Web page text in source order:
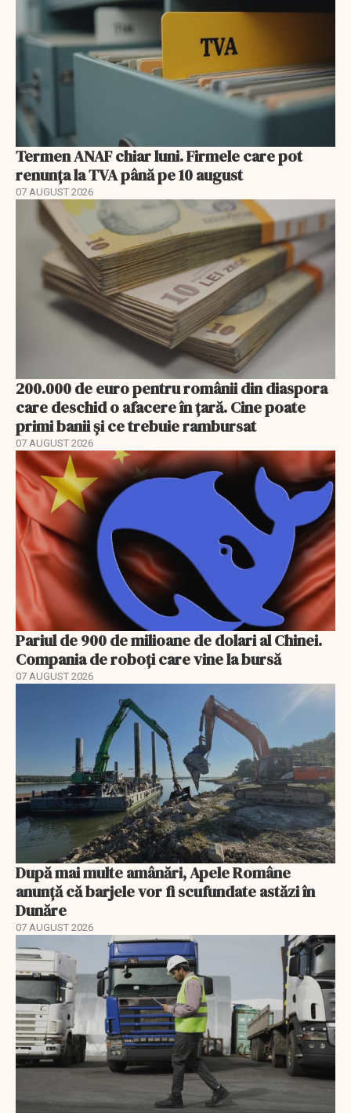
Termen ANAF chiar luni. Firmele care pot
renunța la TVA până pe 10 august
07 AUGUST 2026
200.000 de euro pentru românii din diaspora
care deschid o afacere în țară. Cine poate
primi banii și ce trebuie rambursat
07 AUGUST 2026
Pariul de 900 de milioane de dolari al Chinei.
Compania de roboți care vine la bursă
07 AUGUST 2026
După mai multe amânări, Apele Române
anunță că barjele vor fi scufundate astăzi în
Dunăre
07 AUGUST 2026